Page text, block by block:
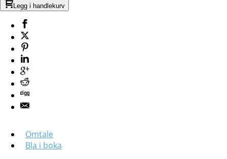
Legg i handlekurv
Omtale
Bla i boka